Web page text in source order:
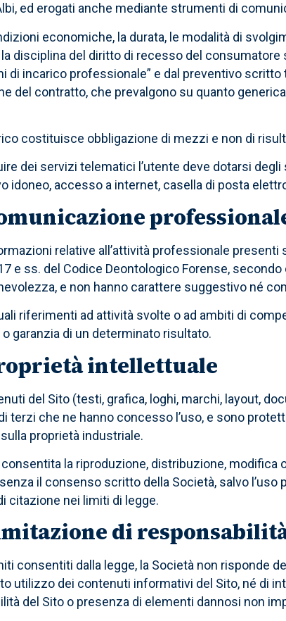
ed erogati anche mediante strumenti di
economiche, la durata, le modalità di
disciplina del diritto di recesso del consumatore
di incarico professionale” e dal preventivo
del contratto, che prevalgono su quanto
costituisce obbligazione di mezzi e non di
dei servizi telematici l’utente deve dotarsi
idoneo, accesso a internet, casella di posta
relative all’attività professionale
e ss. del Codice Deontologico Forense,
e non hanno carattere suggestivo né
riferimenti ad attività svolte o ad ambiti di
garanzia di un determinato risultato.
intellettuale
del Sito (testi, grafica, loghi, marchi, layout,
terzi che ne hanno concesso l’uso, e sono
sulla proprietà industriale.
consentita la riproduzione, distribuzione, modifica
il consenso scritto della Società, salvo l’uso
citazione nei limiti di legge.
di
consentiti dalla legge, la Società non risponde
utilizzo dei contenuti informativi del Sito, né di
del Sito o presenza di elementi dannosi non